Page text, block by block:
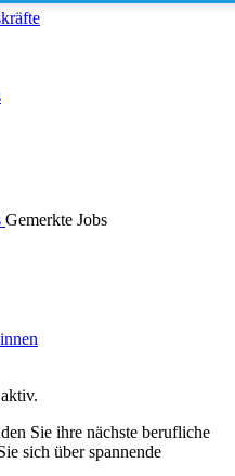
Gemerkte Jobs
Sie ihre nächste berufliche
sich über spannende